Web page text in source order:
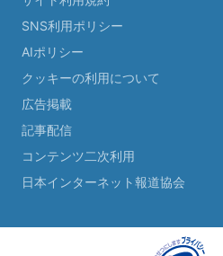
SNS利用ポリシー
AIポリシー
クッキーの利用について
広告掲載
記事配信
コンテンツ二次利用
日本インターネット報道協会